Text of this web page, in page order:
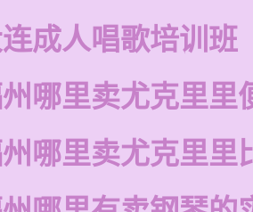
成人唱歌培训班
哪里卖尤克里里
哪里卖尤克里里